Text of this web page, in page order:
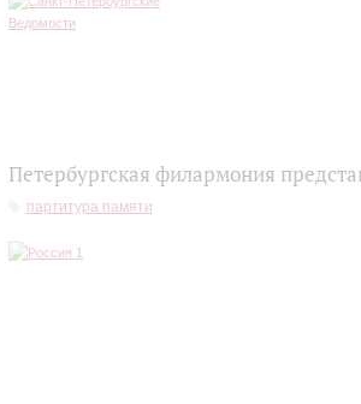
Петербургская филармония
партитура памяти